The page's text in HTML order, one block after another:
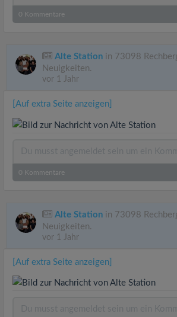
0 Kommentare
Alte Station in 73098
Neuigkeiten.
vor 1 Jahr
[Auf extra Seite anzeigen]
0 Kommentare
Alte Station in 73098
Neuigkeiten.
vor 1 Jahr
[Auf extra Seite anzeigen]